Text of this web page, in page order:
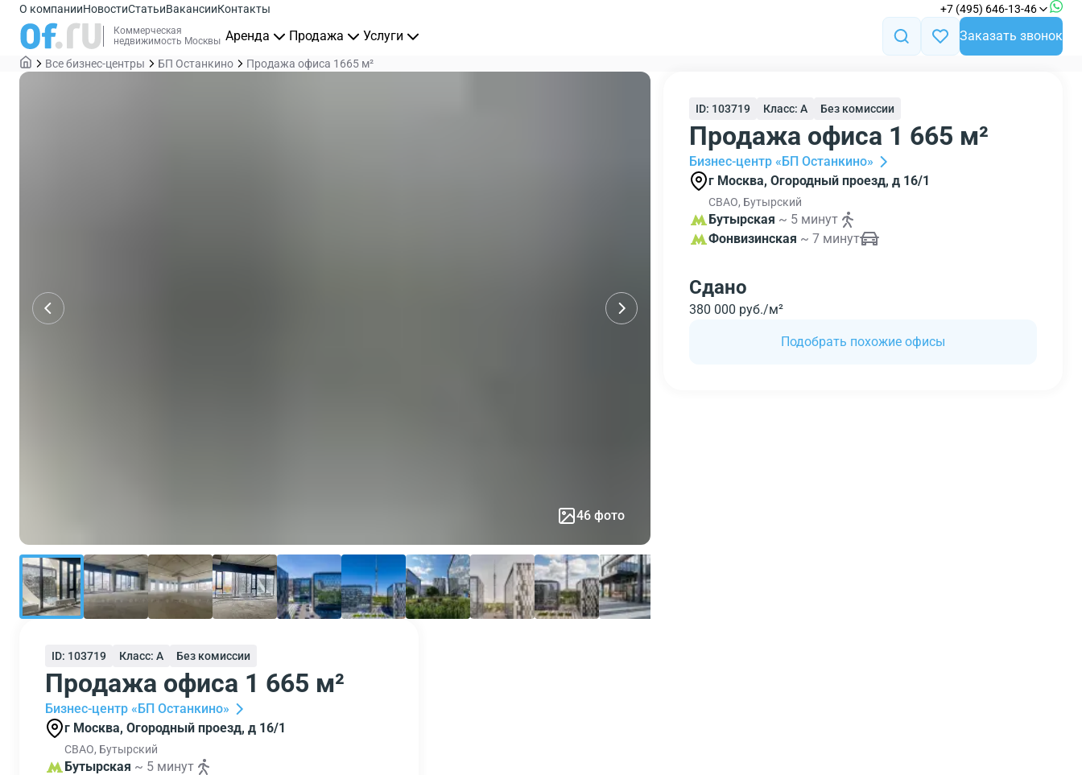
О компанииНовостиСтатьиВакансииКонтакты +7 (495) 646-13-46
Коммерческая
недвижимость Москвы Аренда Продажа Услуги Заказать звонок
Все бизнес-центры БП Останкино Продажа офиса 1665 м²
46 фото
ID: 103719 Класс: A Без комиссии
Продажа офиса 1 665 м²
Бизнес-центр «БП Останкино»
г Москва, Огородный проезд, д 16/1
СВАО, Бутырский
Бутырская ~ 5 минут
ID: 103719 Класс: A Без комиссии
Продажа офиса 1 665 м²
Бизнес-центр «БП Останкино»
г Москва, Огородный проезд, д 16/1
СВАО, Бутырский
Бутырская ~ 5 минут
Фонвизинская ~ 7 минут
Сдано
380 000 руб./м²
Подобрать похожие офисы